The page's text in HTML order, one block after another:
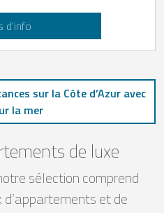
d’info
sur la Côte d’Azur avec
la mer
de luxe
sélection comprend
et de